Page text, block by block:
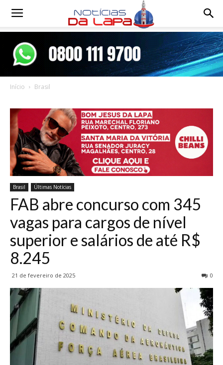
Notícias
Início Brasil
Brasil Últimas Notícias
FAB abre concurso com 345
vagas para cargos de nível
superior e salários de até R$
8.245
21 de fevereiro de 2025 0